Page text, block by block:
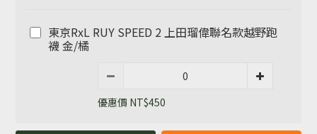
東京RxL RUY SPEED 2 上田瑠偉聯名款越野跑
襪 金/橘
優惠價 NT$450